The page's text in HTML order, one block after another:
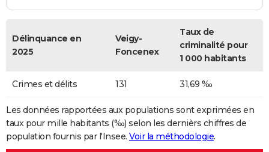
Délinquance en
2025
Veigy-
Foncenex
Taux de
criminalité pour
1 000 habitants
Crimes et délits 131 31,69 ‰
Les données rapportées aux populations sont exprimées en
taux pour mille habitants (‰) selon les dernièrs chiffres de
population fournis par l'Insee. Voir la méthodologie.